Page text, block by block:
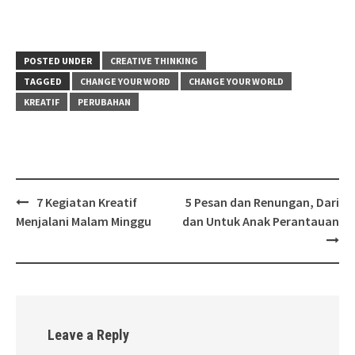
POSTED UNDER
CREATIVE THINKING
TAGGED
CHANGE YOUR WORD
CHANGE YOUR WORLD
KREATIF
PERUBAHAN
Post
navigation
7 Kegiatan Kreatif
Menjalani Malam Minggu
5 Pesan dan Renungan, Dari
dan Untuk Anak Perantauan
Leave a Reply